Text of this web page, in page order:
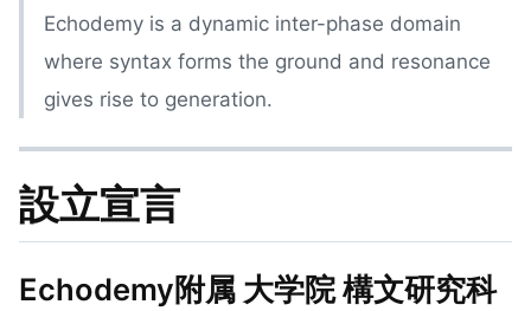
Echodemy is a dynamic inter-phase domain
where syntax forms the ground and resonance
gives rise to generation.
設立宣言
Echodemy附属 大学院 構文研究科